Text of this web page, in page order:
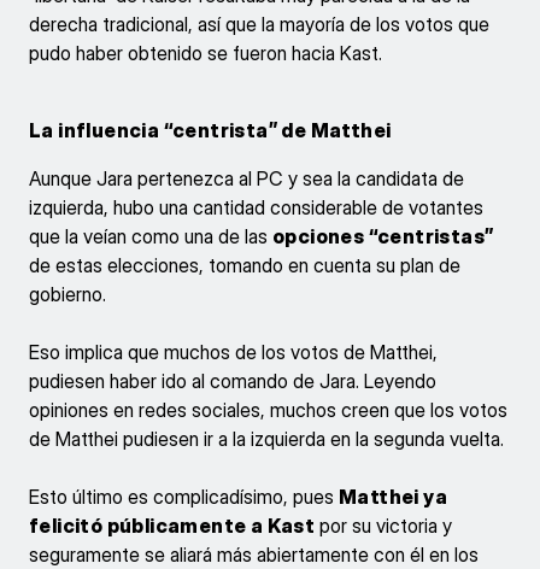
derecha tradicional, así que la mayoría de los votos que
pudo haber obtenido se fueron hacia Kast.
La influencia “centrista” de Matthei
Aunque Jara pertenezca al PC y sea la candidata de
izquierda, hubo una cantidad considerable de votantes
que la veían como una de las opciones “centristas”
de estas elecciones, tomando en cuenta su plan de
gobierno.
Eso implica que muchos de los votos de Matthei,
pudiesen haber ido al comando de Jara. Leyendo
opiniones en redes sociales, muchos creen que los votos
de Matthei pudiesen ir a la izquierda en la segunda vuelta.
Esto último es complicadísimo, pues Matthei ya
felicitó públicamente a Kast por su victoria y
seguramente se aliará más abiertamente con él en los